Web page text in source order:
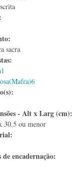
sacra
- Alt x Larg (cm):
30,5 ou menor
de encadernação: